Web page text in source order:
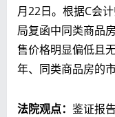
月22日。根据C会
局复函中同类商品
售价格明显偏低且
年、同类商品房的
法院观点： 鉴证报